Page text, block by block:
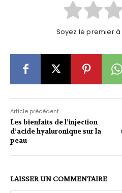
Soyez le premier
Article précédent
Les bienfaits de l’injection
d’acide hyaluronique sur la
peau
LAISSER UN COMMENTAIRE